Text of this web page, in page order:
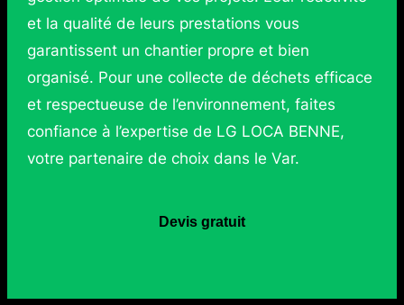
et la qualité de leurs prestations vous
garantissent un chantier propre et bien
organisé. Pour une collecte de déchets efficace
et respectueuse de l’environnement, faites
confiance à l’expertise de LG LOCA BENNE,
votre partenaire de choix dans le Var.
Devis gratuit